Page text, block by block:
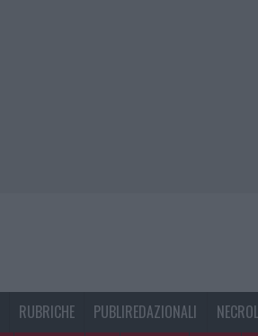
RUBRICHE PUBLIREDAZIONALI